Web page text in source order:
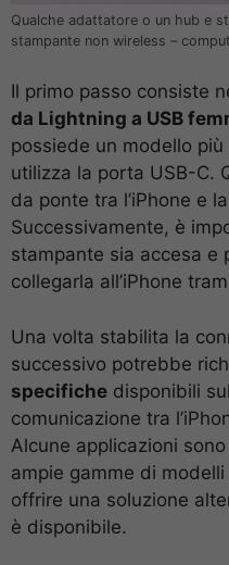
Qualche adattatore o un hub e
stampante non wireless –
Il primo passo consiste
da Lightning a USB
possiede un modello
utilizza la porta USB-C.
da ponte tra l’iPhone e
Successivamente, è
stampante sia accesa e
collegarla all’iPhone
Una volta stabilita la
successivo potrebbe
specifiche disponibili
comunicazione tra
Alcune applicazioni
ampie gamme di
offrire una soluzione
è disponibile.